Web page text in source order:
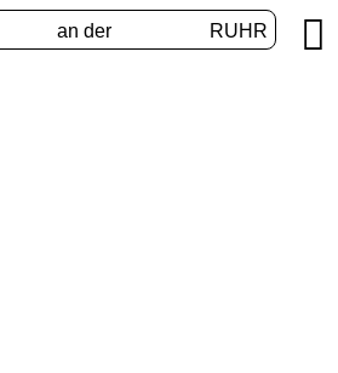
an der RUHR 